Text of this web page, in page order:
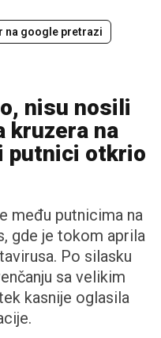
na google pretrazi
nisu nosili
kruzera na
putnici otkrio
među putnicima na
gde je tokom aprila
Po silasku
sa velikim
kasnije oglasila